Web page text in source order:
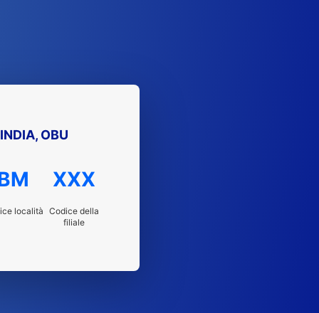
OBU
località
XXX
Codice della
filiale